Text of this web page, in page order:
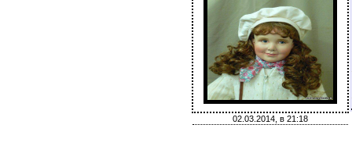
02.03.2014, в 21:18